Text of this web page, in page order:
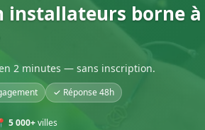
installateurs borne à
2 minutes — sans inscription.
✓ Réponse 48h
5 000+villes